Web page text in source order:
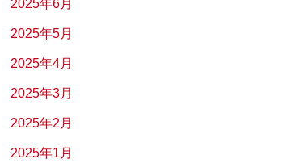
2025年6月
2025年5月
2025年4月
2025年3月
2025年2月
2025年1月